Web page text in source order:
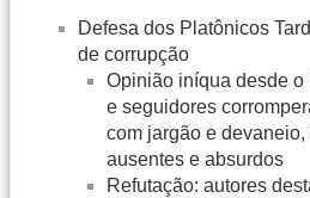
Defesa dos Platônicos
de corrupção
Opinião iníqua desde o
e seguidores
com jargão e
ausentes e absurdos
Refutação: autores